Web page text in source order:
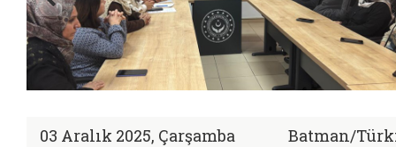
03 Aralık 2025, Çarşamba Batman/